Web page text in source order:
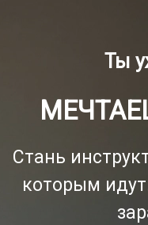
Ты
Стань
которым